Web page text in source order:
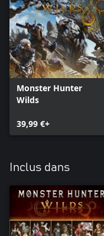
Monster Hunter
Wilds
39,99 €+
Inclus dans